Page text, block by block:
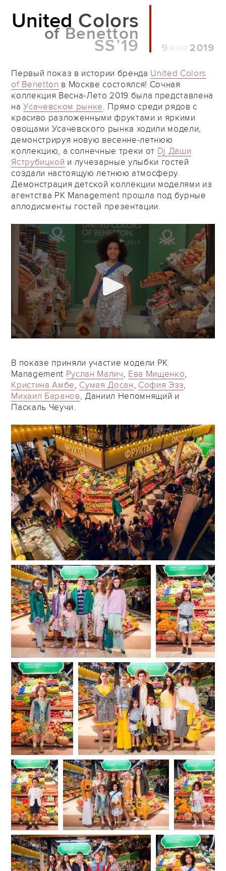
United Colors
of Benetton
SS’19 9 2019
Первый показ в истории бренда United Colors
of Benetton в Москве состоялся! Сочная
коллекция Весна-Лето 2019 была представлена
наУсачевском рынке. Прямо среди рядов с
красиво разложенными фруктами и яркими
овощами Усачевского рынка ходили модели,
демонстрируя новую весенне-летнюю
коллекцию, а солнечные треки от Dj Даши
Яструбицкой и лучезарные улыбки гостей
создали настоящую летнюю атмосферу.
Демонстрация детской коллекции моделями из
агентства PK Management прошла под бурные
аплодисменты гостей презентации.
В показе приняли участие модели PK
Management Руслан Малич, Ева Мищенко,
Кристина Амбе, Сумая Досан, София Эзэ,
Михаил Баранов, Даниил Непомнящий и
Паскаль Чеучи.